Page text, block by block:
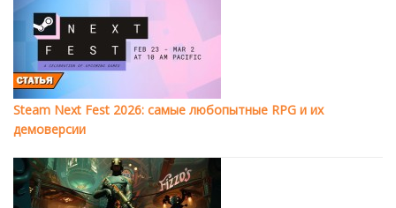
Steam Next Fest 2026: самые любопытные RPG и их
демоверсии